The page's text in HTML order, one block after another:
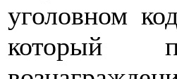
уголовном
который